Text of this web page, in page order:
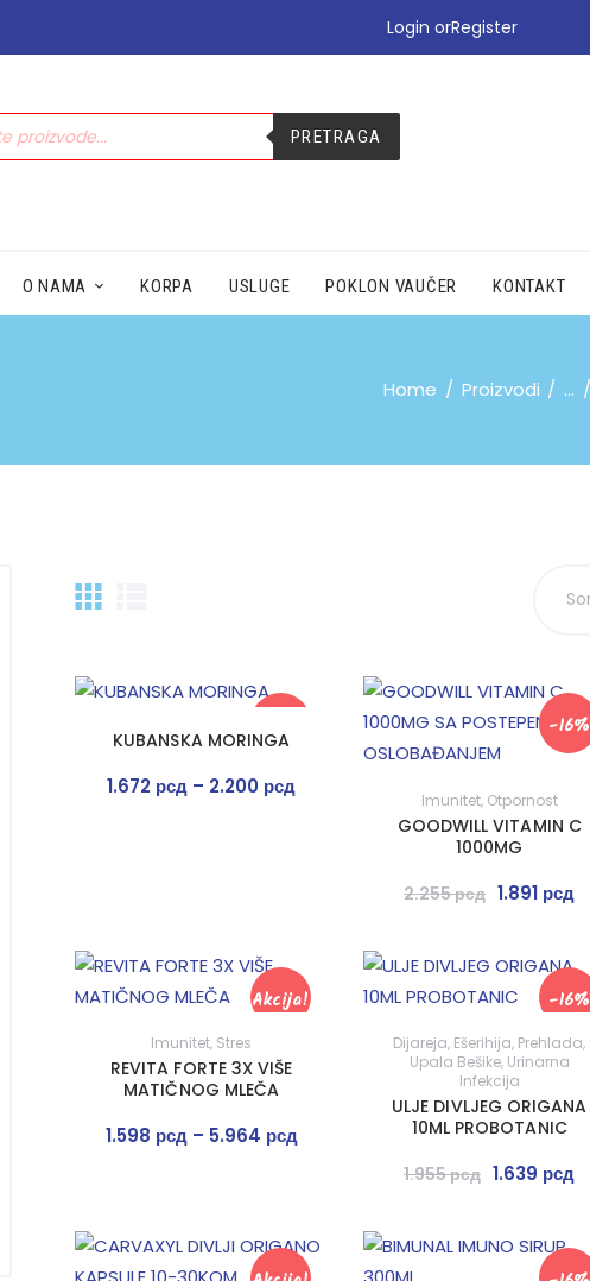
Login orRegister
PRETRAGA
O NAMA KORPA USLUGE POKLON VAUČER KONTAKT
Home Proizvodi ...
•NEGA | LEPOTA
•SEZONSKI PROIZVODI
KUBANSKA MORINGA
1.672 рсд – 2.200 рсд
-16%
Imunitet, Otpornost
GOODWILL VITAMIN C
1000MG
2.255рсд 1.891 рсд
Akcija!
Imunitet, Stres
REVITA FORTE 3X VIŠE
MATIČNOG MLEČA
1.598 рсд – 5.964 рсд
-16%
Dijareja, Ešerihija, Prehlada,
Upala Bešike, Urinarna
Infekcija
ULJE DIVLJEG ORIGANA
10ML PROBOTANIC
1.955рсд 1.639 рсд